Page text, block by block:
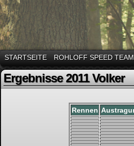
STARTSEITE ROHLOFF SPEED TEAM
Ergebnisse 2011 Volker
Rennen